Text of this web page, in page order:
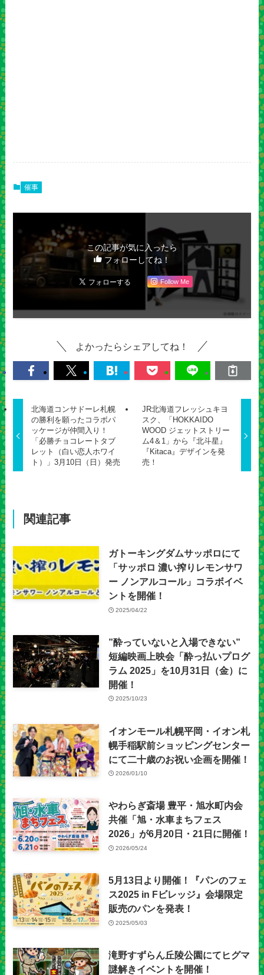
催事
この記事が気に入ったら
フォローしてね！
Follow Me
よかったらシェアしてね！
北海道コンサドーレ札幌
の勝利を願ったコラボパ
ッケージが仲間入り！
「必勝チョコレートタブ
レット（白い恋人ホワイ
ト）」3月10日（日）発売
JR北海道フレッシュキヨ
スク、「HOKKAIDO
WOOD ジェットストリー
ム4＆1」から『北斗星』
『Kitaca』デザインを発
売！
関連記事
ガトーキングダムサッポロにて
「サッポロ 濃い搾りレモンサワ
ー ノンアルコール」コラボイベ
ントを開催！
2025/04/22
”酔っていないと入場できない”
短編映画上映会「酔っ払いプログ
ラム 2025」を10月31日（金）に
開催！
2025/10/23
イオンモール札幌平岡・イオン札
幌手稲駅前ショッピングセンター
にて二十歳のお祝い企画を開催！
2026/01/10
やわらぎ斎場 豊平・旭水町内会
共催「旭・水車まちフェス
2026」が6月20日・21日に開催！
2026/05/24
5月13日より開催！『パンのフェ
ス2025 in Fビレッジ』会場限定
販売のパンを発表！
2025/05/03
滝野すずらん丘陵公園にてヒグマ
謎解きイベントを開催！